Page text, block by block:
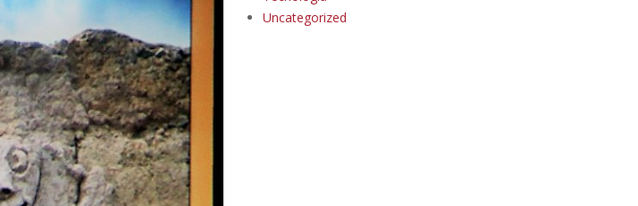
Uncategorized